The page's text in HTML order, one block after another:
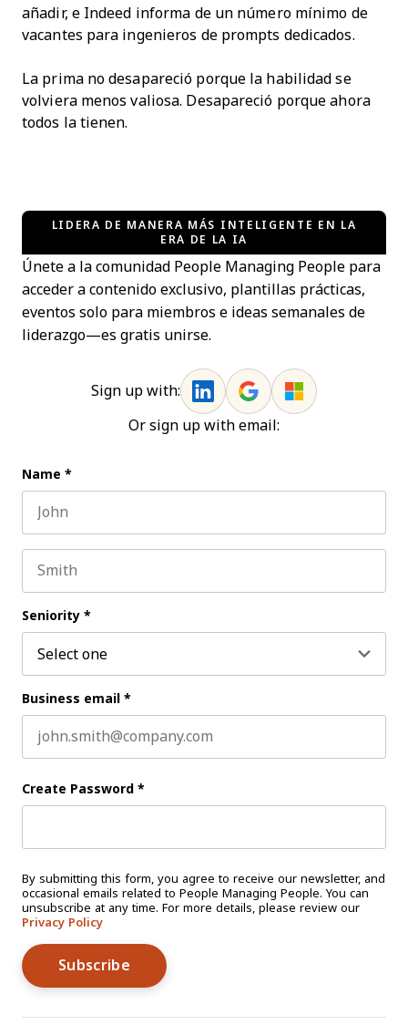
añadir, e Indeed informa de un número mínimo de
vacantes para ingenieros de prompts dedicados.
La prima no desapareció porque la habilidad se
volviera menos valiosa. Desapareció porque ahora
todos la tienen.
LIDERA DE MANERA MÁS INTELIGENTE EN LA
ERA DE LA IA
Únete a la comunidad People Managing People para
acceder a contenido exclusivo, plantillas prácticas,
eventos solo para miembros e ideas semanales de
liderazgo—es gratis unirse.
Sign up with:
Or sign up with email:
Name *
Seniority *
Business email *
Create Password *
By submitting this form, you agree to receive our newsletter, and
occasional emails related to People Managing People. You can
unsubscribe at any time. For more details, please review our
Privacy Policy